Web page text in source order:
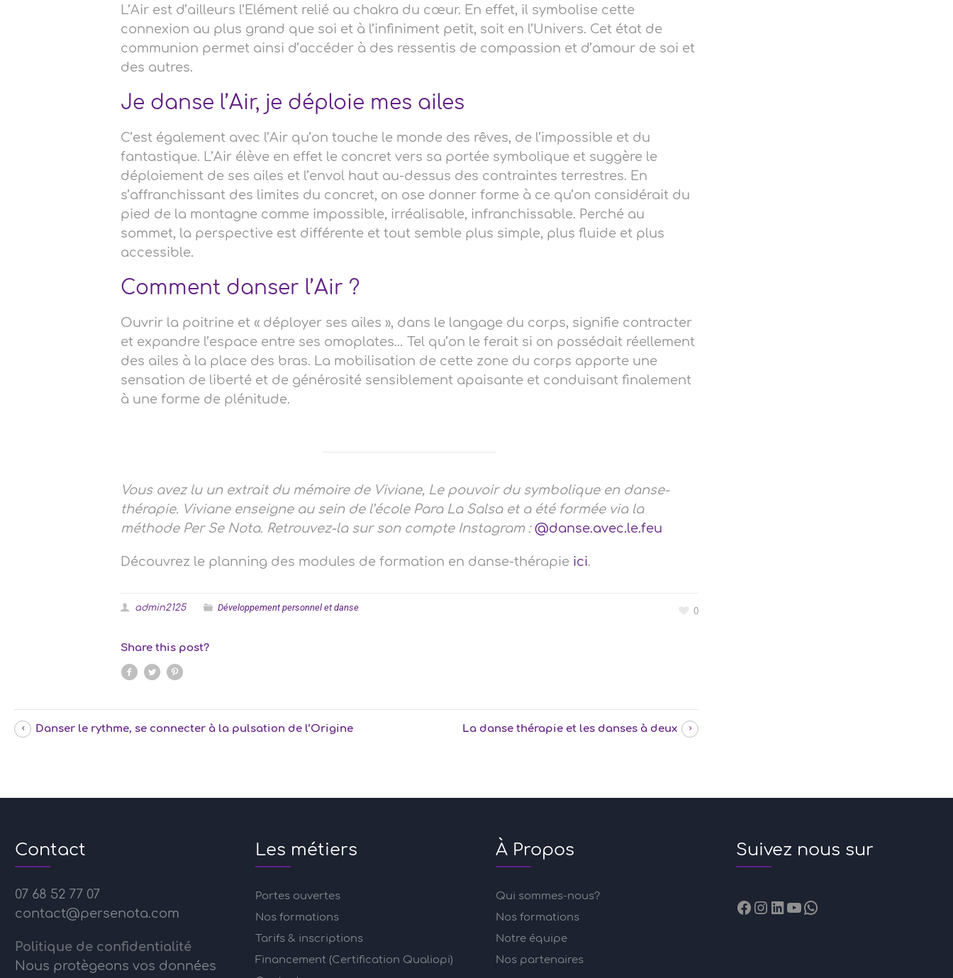
L’Air est d’ailleurs l’Elément relié au chakra du cœur. En effet, il symbolise cette
connexion au plus grand que soi et à l’infiniment petit, soit en l’Univers. Cet état de
communion permet ainsi d’accéder à des ressentis de compassion et d’amour de soi et
des autres.
Je danse l’Air, je déploie mes ailes
C’est également avec l’Air qu’on touche le monde des rêves, de l’impossible et du
fantastique. L’Air élève en effet le concret vers sa portée symbolique et suggère le
déploiement de ses ailes et l’envol haut au-dessus des contraintes terrestres. En
s’affranchissant des limites du concret, on ose donner forme à ce qu’on considérait du
pied de la montagne comme impossible, irréalisable, infranchissable. Perché au
sommet, la perspective est différente et tout semble plus simple, plus fluide et plus
accessible.
Comment danser l’Air ?
Ouvrir la poitrine et « déployer ses ailes », dans le langage du corps, signifie contracter
et expandre l’espace entre ses omoplates… Tel qu’on le ferait si on possédait réellement
des ailes à la place des bras. La mobilisation de cette zone du corps apporte une
sensation de liberté et de générosité sensiblement apaisante et conduisant finalement
à une forme de plénitude.
Vous avez lu un extrait du mémoire de Viviane, Le pouvoir du symbolique en danse-
thérapie. Viviane enseigne au sein de l’école Para La Salsa et a été formée via la
méthode Per Se Nota. Retrouvez-la sur son compte Instagram : @danse.avec.le.feu
Découvrez le planning des modules de formation en danse-thérapie ici.
0
admin2125 Développement personnel et danse
Share this post?
Danser le rythme, se connecter à la pulsation de l’Origine La danse thérapie et les danses à deux
Contact
07 68 52 77 07
contact@persenota.com
Politique de confidentialité
Nous protègeons vos données
Les métiers
Portes ouvertes
Nos formations
Tarifs & inscriptions
Financement (Certification Qualiopi)
À Propos
Qui sommes-nous?
Nos formations
Notre équipe
Nos partenaires
Suivez nous sur
Facebook
Instagram
LinkedIn
YouTube
WhatsApp